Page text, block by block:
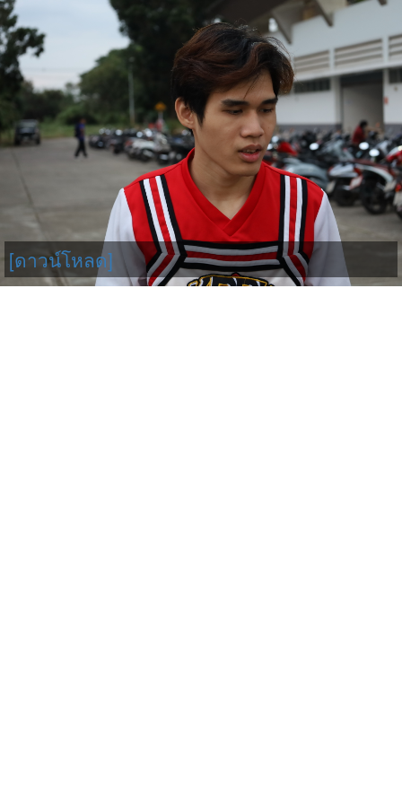
[ดาวน์โหลด]